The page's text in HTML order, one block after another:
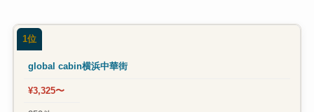
1位
global cabin横浜中華街
¥3,325〜